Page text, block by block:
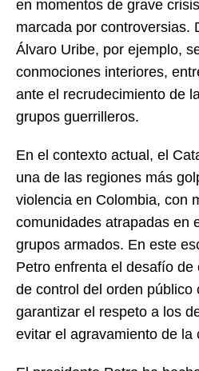
en momentos de grave
marcada por controversias.
Álvaro Uribe, por ejemplo,
conmociones interiores,
ante el recrudecimiento de
grupos guerrilleros.
En el contexto actual, el
una de las regiones más
violencia en Colombia, con
comunidades atrapadas en
grupos armados. En este
Petro enfrenta el desafío
de control del orden público
garantizar el respeto a los
evitar el agravamiento de la